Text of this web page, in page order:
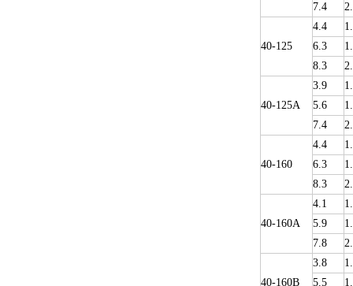
7.4
40-125
4.4
6.3
8.3
40-125A
3.9
5.6
7.4
40-160
4.4
6.3
8.3
40-160A
4.1
5.9
7.8
40-160B
3.8
5.5